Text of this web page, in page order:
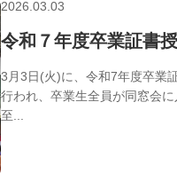
2026.03.03
令和７年度卒業証書
3月3日(火)に、令和7年度卒業
行われ、卒業生全員が同窓会
至...